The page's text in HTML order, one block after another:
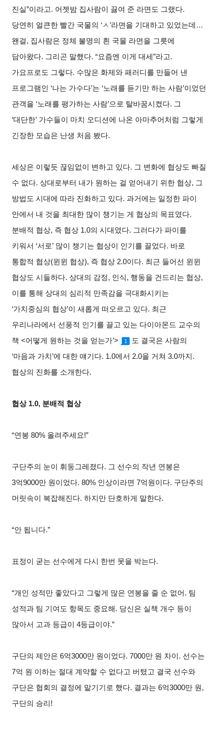
진실”이라고. 어젯밤 집사람이 끓여 준 라면도 그랬다.
당연히 얼큰한 빨간 국물의 ‘ㅅ’라면을 기대하고 있었는데 …
왠걸, 집사람은 정체 불명의 흰 국물 라면을 그릇에
담아왔다. 그리곤 말했다. “요즘엔 이게 대세”라고.
가요프로도 그렇다. 수많은 화제와 패러디를 만들어 낸
프로그램인
‘나는 가수다’는 ‘노래를 듣기만 하는 사람’이었던
관객을 ‘노래를 평가하는 사람’으로 탈바꿈시켰다. 그
‘대단한’ 가수들이 마치 오디션에 나온 아마추어처럼 그렇게
긴장한 모습은 난생 처음 봤다.
세상은 이렇듯 끊임없이 변하고 있다. 그 변화에 협상도 빠질
수 없다.상대로부터 내가 원하는 걸 얻어내기 위한 협상, 그
방법도 시대에 따라 진화하고 있다.과거에는 일정한 파이
안에서 내 것을 최대한 많이 챙기는 게 협상의 목표였다.
분배적 협상, 즉 협상 1.0의 시대였다. 그러다가 파이를
키워서 ‘서로’ 많이 챙기는 협상이 인기를 끌었다. 바로
통합적 협상(윈윈 협상), 즉 협상 2.0이다. 최근 들어선 윈윈
협상도 시들하다.상대의 감정, 인식, 행동을 건드리는 협상,
이를 통해 상대의 심리적 만족감을 극대화시키는
‘가치중심의 협상’이 새롭게 떠오르고 있다. 최근
우리나라에서 선풍적 인기를 끌고 있는 다이아몬드 교수의
책 <어떻게 원하는 것을 얻는가’> 1
도 결국은 사람의
‘마음과 가치 ’에 대한 얘기다. 1.0에서 2.0을 거쳐 3.0까지 .
협상의 진화를 소개한다.
협상1.0, 분배적 협상
“연봉 80% 올려주세요!”
구단주의 눈이 휘둥그레졌다. 그 선수의 작년 연봉은
3억9000만 원이었다. 80% 인상이라면 7억원이다. 구단주의
머릿속이 복잡해진다.하지만 단호하게 말한다.
“안 됩니다.”
표정이 굳는 선수에게 다시 한번 못을 박는다.
“개인 성적만 좋았다고 그렇게 많은 연봉을 줄 순 없어 . 팀
성적과 팀 기여도 항목도 중요해 . 당신은 실책 개수 등이
많아서 고과 등급이
4등급이야.”
구단의 제안은 6억3000만 원이었다. 7000만 원 차이 . 선수는
7억 원 이하는 절대 계약할 수 없다고 버텼고 결국 선수와
구단은 협회의 결정에 맡기기로 했다. 결과는 6억3000만 원 ,
구단의 승리 !